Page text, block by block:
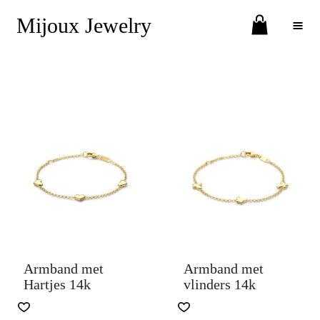
Mijoux Jewelry Toggle Menu
Armband met
Hartjes 14k
Armband met
vlinders 14k